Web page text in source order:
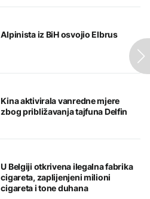
Alpinista iz BiH osvojio Elbrus
Kina aktivirala vanredne mjere
zbog približavanja tajfuna Delfin
U Belgiji otkrivena ilegalna fabrika
cigareta, zaplijenjeni milioni
cigareta i tone duhana